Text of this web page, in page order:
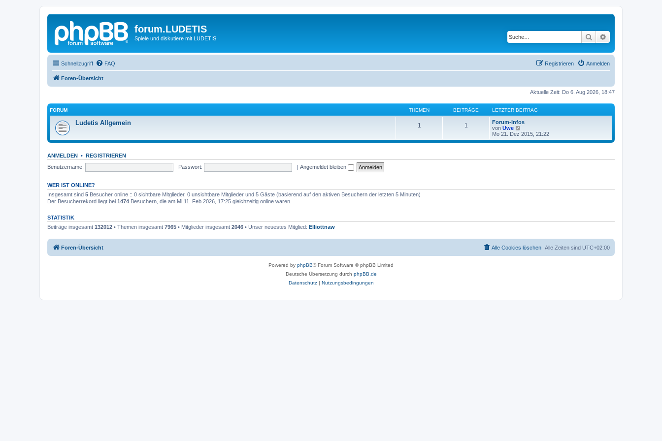
forum.LUDETIS
Spiele und diskutiere mit LUDETIS. Suche
Schnellzugriff FAQ Anmelden
Registrieren
Foren-Übersicht
Aktuelle Zeit: Do 6. Aug 2026, 18:47
FORUM THEMEN BEITRÄGE LETZTER BEITRAG
Ludetis Allgemein 1 1
Forum-Infos
von Uwe
e
u
Mo 21. Dez 2015, 21:22
ANMELDEN • REGISTRIEREN
Benutzername:
Passwort: | Angemeldet bleiben
WER IST ONLINE?
Insgesamt sind 5 Besucher online :: 0 sichtbare Mitglieder, 0 unsichtbare Mitglieder und 5 Gäste (basierend auf den aktiven Besuchern der letzten 5 Minuten)
Der Besucherrekord liegt bei 1474 Besuchern, die am Mi 11. Feb 2026, 17:25 gleichzeitig online waren.
STATISTIK
Beiträge insgesamt 132012 • Themen insgesamt 7965 • Mitglieder insgesamt 2046 • Unser neuestes Mitglied: Elliottnaw
Foren-Übersicht Alle Zeiten sind UTC+02:00
Alle Cookies löschen
Powered by phpBB® Forum Software © phpBB Limited
Deutsche Übersetzung durch phpBB.de
Datenschutz| Nutzungsbedingungen